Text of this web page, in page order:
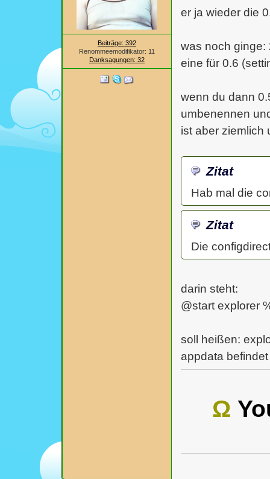
Beiträge: 392
Renommeemodifikator: 11
Danksagungen: 32
er ja wieder die
was noch ginge:
eine für 0.6
wenn du dann
umbenennen
ist aber ziemlich
Zitat
Hab mal die
Zitat
Die
darin steht:
@start explorer
soll heißen:
appdata
Ω